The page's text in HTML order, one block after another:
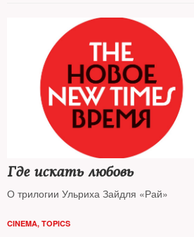
Где искать любовь
О трилогии Ульриха Зайдля «Рай»
CINEMA, TOPICS